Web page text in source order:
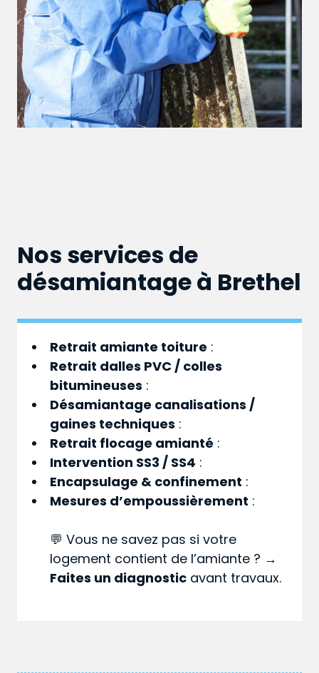
Nos services de
désamiantage à Brethel
Retrait amiante toiture :
Retrait dalles PVC / colles
bitumineuses :
Désamiantage canalisations /
gaines techniques :
Retrait flocage amianté :
Intervention SS3 / SS4 :
Encapsulage & confinement :
Mesures d’empoussièrement :
💬 Vous ne savez pas si votre
logement contient de l’amiante ? →
Faites un diagnostic avant travaux.